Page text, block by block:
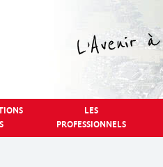
LES
PROFESSIONNELS